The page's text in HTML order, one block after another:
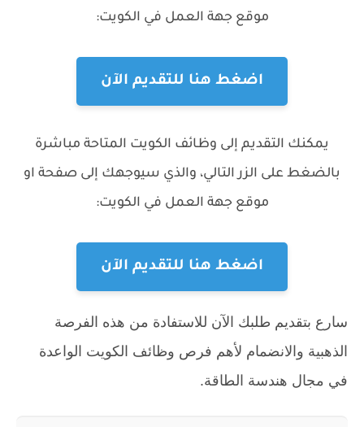
موقع جهة العمل في الكويت:
اضغط هنا للتقديم الآن
يمكنك التقديم إلى وظائف الكويت المتاحة مباشرة
بالضغط على الزر التالي، والذي سيوجهك إلى صفحة او
موقع جهة العمل في الكويت:
اضغط هنا للتقديم الآن
سارع بتقديم طلبك الآن للاستفادة من هذه الفرصة
الذهبية والانضمام لأهم فرص وظائف الكويت الواعدة
في مجال هندسة الطاقة.